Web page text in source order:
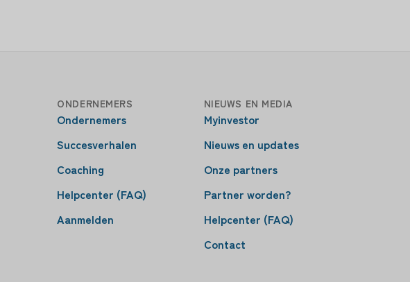
ONDERNEMERS
Ondernemers
Succesverhalen
Coaching
Helpcenter (FAQ)
Aanmelden
NIEUWS EN MEDIA
Myinvestor
Nieuws en updates
Onze partners
Partner worden?
Helpcenter (FAQ)
Contact